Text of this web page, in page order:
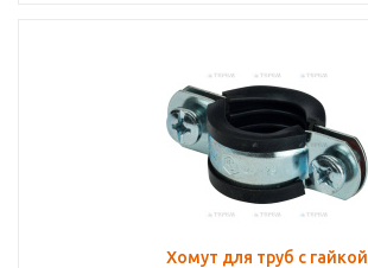
Хомут для труб с гайкой